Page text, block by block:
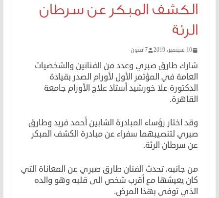
الكشف المبكر عن سرطان
الرئة
10 سبتمبر، 2019 7 فنون
شارك طارق صبري وعدد من الفنانين والشخصيات
العامة في المؤتمر الأول لأورام الصدر بقيادة
الدكتورة علا خورشيد أستاذ علاج الأورام جامعة
القاهرة.
وقد اختار رؤساء المبادرة الشابين أحمد فريد وطارق
صبري لتنصيبهما سفراء عن مبادرة الكشف المبكر
عن سرطان الرئة.
من جانبه، تحدث الفنان طارق صبري عن المعاناة التي
كان يعيشها مع أقرب شخص الى قلبه وهو والده
الذي توفى بهذا المرض.